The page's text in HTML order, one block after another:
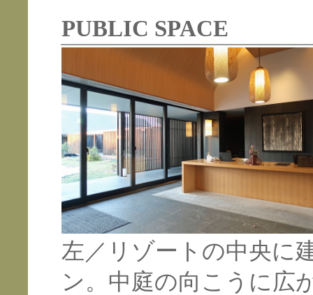
PUBLIC SPACE
左／リゾートの中央に
ン。中庭の向こうに広